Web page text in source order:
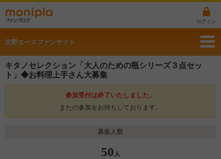
ログイン
北野エースファンサイト
キタノセレクション「大人のための瓶シリーズ３点セッ
ト」◆お料理上手さん大募集
参加受付は終了いたしました。
またの参加をお待ちしております。
募集人数
50 人